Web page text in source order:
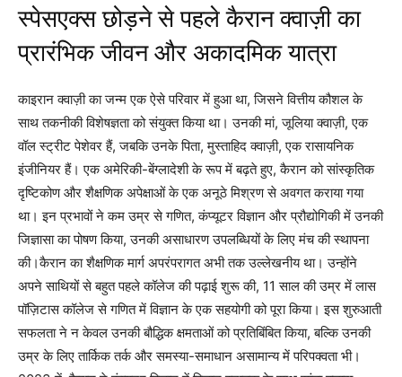
स्पेसएक्स छोड़ने से पहले कैरान क्वाज़ी का
प्रारंभिक जीवन और अकादमिक यात्रा
काइरान क्वाज़ी का जन्म एक ऐसे परिवार में हुआ था, जिसने वित्तीय कौशल के
साथ तकनीकी विशेषज्ञता को संयुक्त किया था। उनकी मां, जूलिया क्वाज़ी, एक
वॉल स्ट्रीट पेशेवर हैं, जबकि उनके पिता, मुस्ताहिद क्वाज़ी, एक रासायनिक
इंजीनियर हैं। एक अमेरिकी-बेंग्लादेशी के रूप में बढ़ते हुए, कैरान को सांस्कृतिक
दृष्टिकोण और शैक्षणिक अपेक्षाओं के एक अनूठे मिश्रण से अवगत कराया गया
था। इन प्रभावों ने कम उम्र से गणित, कंप्यूटर विज्ञान और प्रौद्योगिकी में उनकी
जिज्ञासा का पोषण किया, उनकी असाधारण उपलब्धियों के लिए मंच की स्थापना
की।कैरान का शैक्षणिक मार्ग अपरंपरागत अभी तक उल्लेखनीय था। उन्होंने
अपने साथियों से बहुत पहले कॉलेज की पढ़ाई शुरू की, 11 साल की उम्र में लास
पॉज़िटास कॉलेज से गणित में विज्ञान के एक सहयोगी को पूरा किया। इस शुरुआती
सफलता ने न केवल उनकी बौद्धिक क्षमताओं को प्रतिबिंबित किया, बल्कि उनकी
उम्र के लिए तार्किक तर्क और समस्या-समाधान असामान्य में परिपक्वता भी।